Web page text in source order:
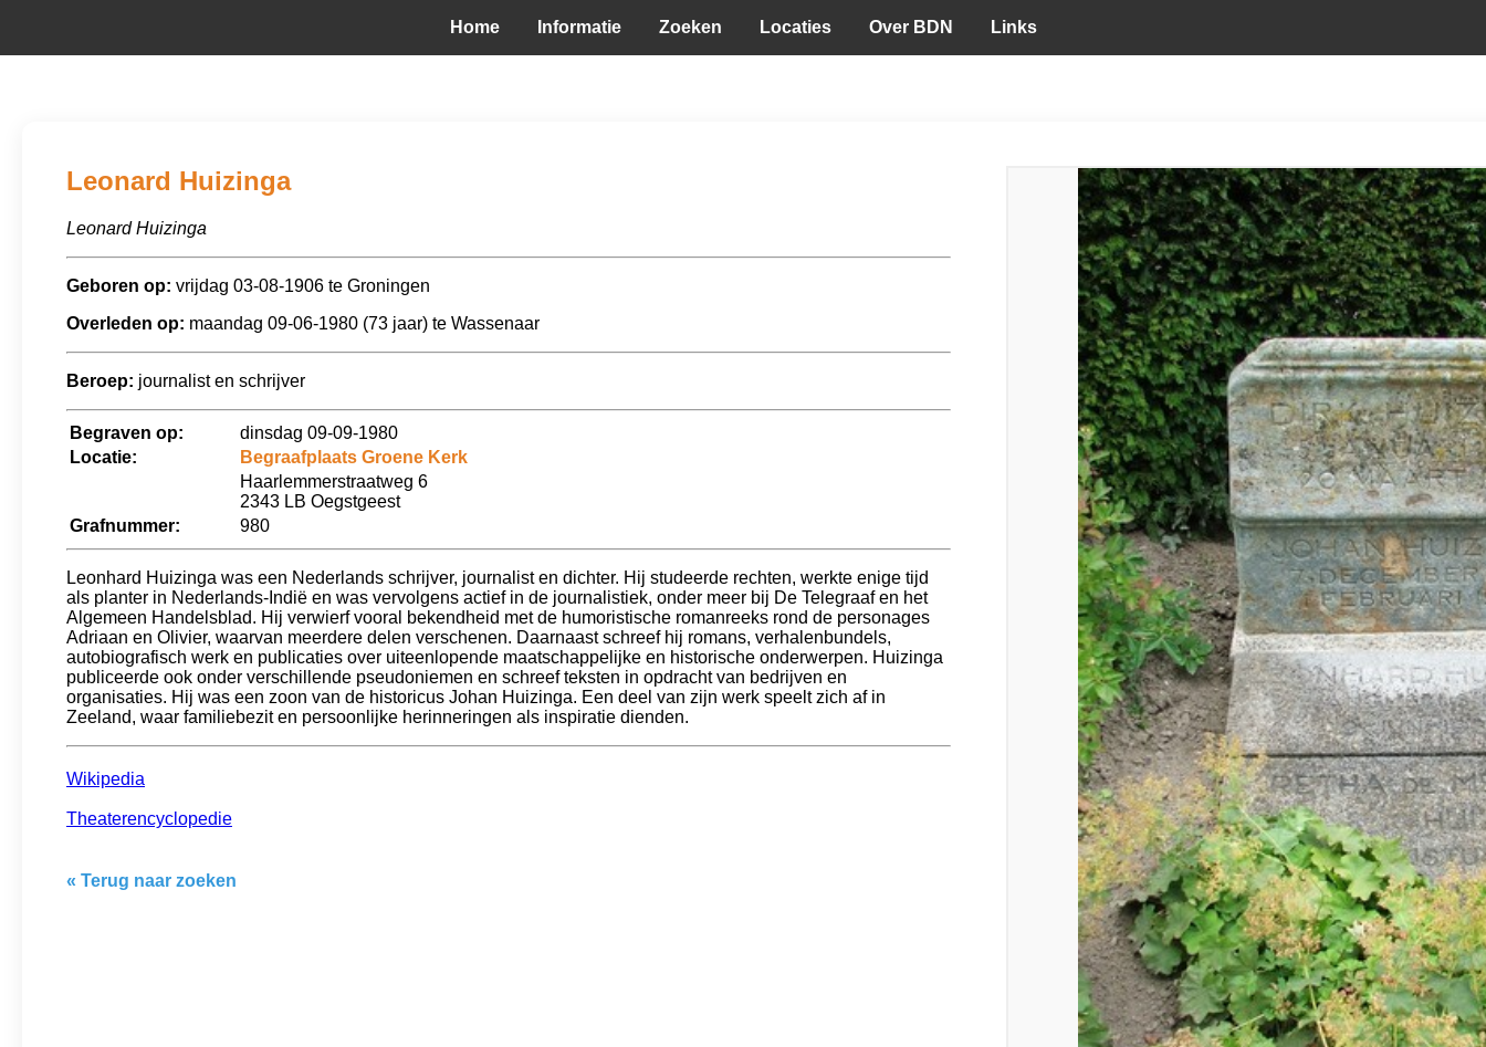
Home Informatie Zoeken Locaties Over BDN Links
Leonard Huizinga
Leonard Huizinga
Geboren op: vrijdag 03-08-1906 te Groningen
Overleden op: maandag 09-06-1980 (73 jaar) te Wassenaar
Beroep: journalist en schrijver
Begraven op:
dinsdag 09-09-1980
Locatie:
Begraafplaats Groene Kerk
Haarlemmerstraatweg 6
2343 LB Oegstgeest
Grafnummer:
980
Leonhard Huizinga was een Nederlands schrijver, journalist en dichter. Hij studeerde rechten, werkte enige tijd
als planter in Nederlands-Indië en was vervolgens actief in de journalistiek, onder meer bij De Telegraaf en het
Algemeen Handelsblad. Hij verwierf vooral bekendheid met de humoristische romanreeks rond de personages
Adriaan en Olivier, waarvan meerdere delen verschenen. Daarnaast schreef hij romans, verhalenbundels,
autobiografisch werk en publicaties over uiteenlopende maatschappelijke en historische onderwerpen. Huizinga
publiceerde ook onder verschillende pseudoniemen en schreef teksten in opdracht van bedrijven en
organisaties. Hij was een zoon van de historicus Johan Huizinga. Een deel van zijn werk speelt zich af in
Zeeland, waar familiebezit en persoonlijke herinneringen als inspiratie dienden.
Wikipedia
Theaterencyclopedie
« Terug naar zoeken